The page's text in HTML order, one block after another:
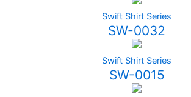
Swift Shirt Series
SW-0032
Swift Shirt Series
SW-0015